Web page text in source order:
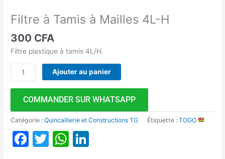
Filtre à Tamis à Mailles 4L-H
300 CFA
Filtre plastique à tamis 4L/H.
Ajouter au panier
COMMANDER SUR WHATSAPP
Catégorie :Quincaillerie et Constructions TG Étiquette :TOGO
Facebook
TwitterWhatsApp